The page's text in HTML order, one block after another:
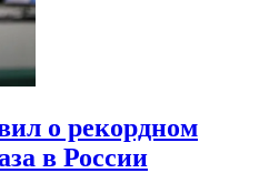
о рекордном
в России